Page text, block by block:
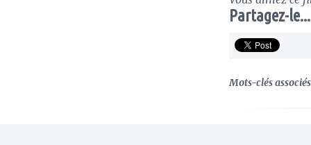
Partagez-le...
Mots-clés